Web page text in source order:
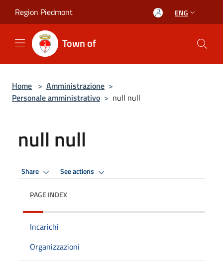
Region Piedmont ENG
Town of
Home > Amministrazione >
Personale amministrativo > null null
null null
Share See actions
PAGE INDEX
Incarichi
Organizzazioni